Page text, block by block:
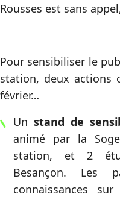
Rousses est sans
Pour sensibiliser le
station, deux actions
février…
Un stand de
animé par la
station, et 2
Besançon. Les
connaissances